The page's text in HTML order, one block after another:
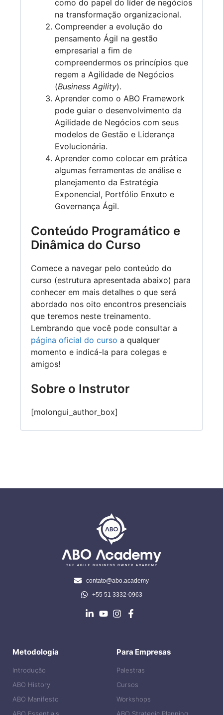
como do papel do líder de negócios
na transformação organizacional.
Compreender a evolução do
pensamento Ágil na gestão
empresarial a fim de
compreendermos os princípios que
regem a Agilidade de Negócios
(Business Agility).
Aprender como o ABO Framework
pode guiar o desenvolvimento da
Agilidade de Negócios com seus
modelos de Gestão e Liderança
Evolucionária.
Aprender como colocar em prática
algumas ferramentas de análise e
planejamento da Estratégia
Exponencial, Portfólio Enxuto e
Governança Ágil.
Conteúdo Programático e
Dinâmica do Curso
Comece a navegar pelo conteúdo do
curso (estrutura apresentada abaixo) para
conhecer em mais detalhes o que será
abordado nos oito encontros presenciais
que teremos neste treinamento.
Lembrando que você pode consultar a
página oficial do curso a qualquer
momento e indicá-la para colegas e
amigos!
Sobre o Instrutor
[molongui_author_box]
contato@abo.academy
+55 51 3332-0963
Metodologia
Introdução
ABO History
ABO Manifesto
ABO Essentials
Para Empresas
Palestras
Cursos
Workshops
ABO Strategic Planning